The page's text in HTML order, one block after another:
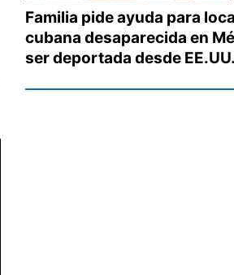
Familia pide ayuda para
cubana desaparecida en
ser deportada desde EE.UU.